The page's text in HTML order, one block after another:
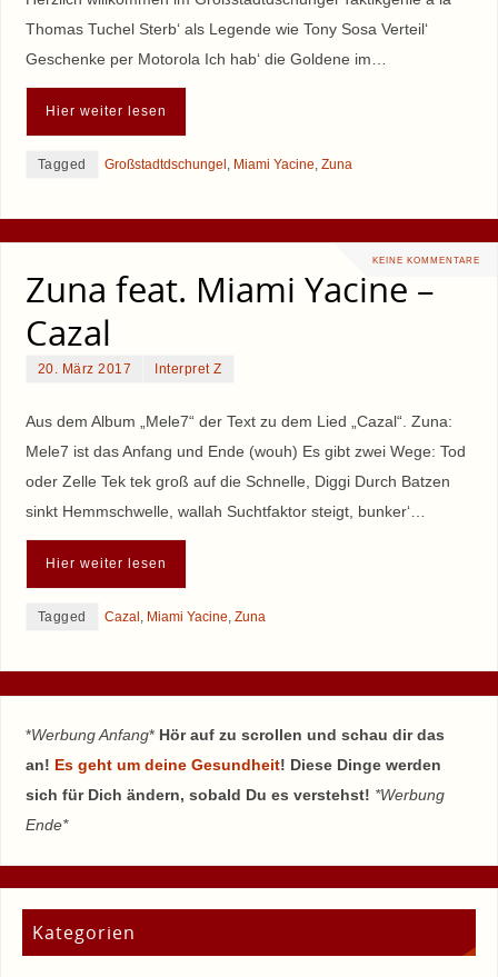
Thomas Tuchel Sterb‘ als Legende wie Tony Sosa Verteil‘
Geschenke per Motorola Ich hab‘ die Goldene im…
Hier weiter lesen
Tagged Großstadtdschungel , Miami Yacine, Zuna
KEINE KOMMENTARE
Zuna feat. Miami Yacine –
Cazal
20. März 2017 Interpret Z
Aus dem Album „Mele7“ der Text zu dem Lied „Cazal“. Zuna:
Mele7 ist das Anfang und Ende (wouh) Es gibt zwei Wege: Tod
oder Zelle Tek tek groß auf die Schnelle, Diggi Durch Batzen
sinkt Hemmschwelle, wallah Suchtfaktor steigt, bunker‘…
Hier weiter lesen
Tagged Cazal , Miami Yacine, Zuna
*Werbung Anfang* Hör auf zu scrollen und schau dir das
an! Es geht um deine Gesundheit! Diese Dinge werden
sich für Dich ändern, sobald Du es verstehst! *Werbung
Ende*
Kategorien